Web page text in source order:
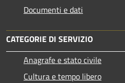
Documenti e dati
CATEGORIE DI SERVIZIO
Anagrafe e stato civile
Cultura e tempo libero